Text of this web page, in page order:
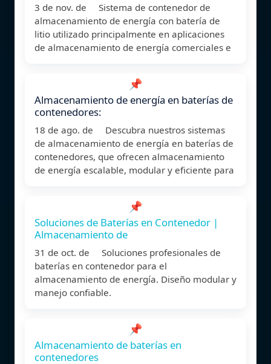
3 de nov. de Sistema de contenedor de
almacenamiento de energía con batería de
litio utilizado principalmente en aplicaciones
de almacenamiento de energía comerciales e
📌
Almacenamiento de energía en baterías de
contenedores:
18 de ago. de Descubra nuestros sistemas
de almacenamiento de energía en baterías de
contenedores, que ofrecen almacenamiento
de energía escalable, modular y eficiente para
📌
Soluciones de Baterías en Contenedor |
Almacenamiento de
31 de oct. de Soluciones profesionales de
baterías en contenedor para el
almacenamiento de energía. Diseño modular y
manejo confiable.
📌
Almacenamiento de baterías en
contenedores